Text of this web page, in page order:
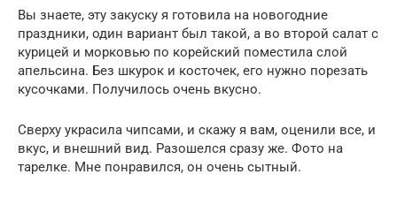
Вы знаете, эту закуску я готовила на новогодние
праздники, один вариант был такой, а во второй салат с
курицей и морковью по корейский поместила слой
апельсина. Без шкурок и косточек, его нужно порезать
кусочками. Получилось очень вкусно.
Сверху украсила чипсами, и скажу я вам, оценили все, и
вкус, и внешний вид. Разошелся сразу же. Фото на
тарелке. Мне понравился, он очень сытный.